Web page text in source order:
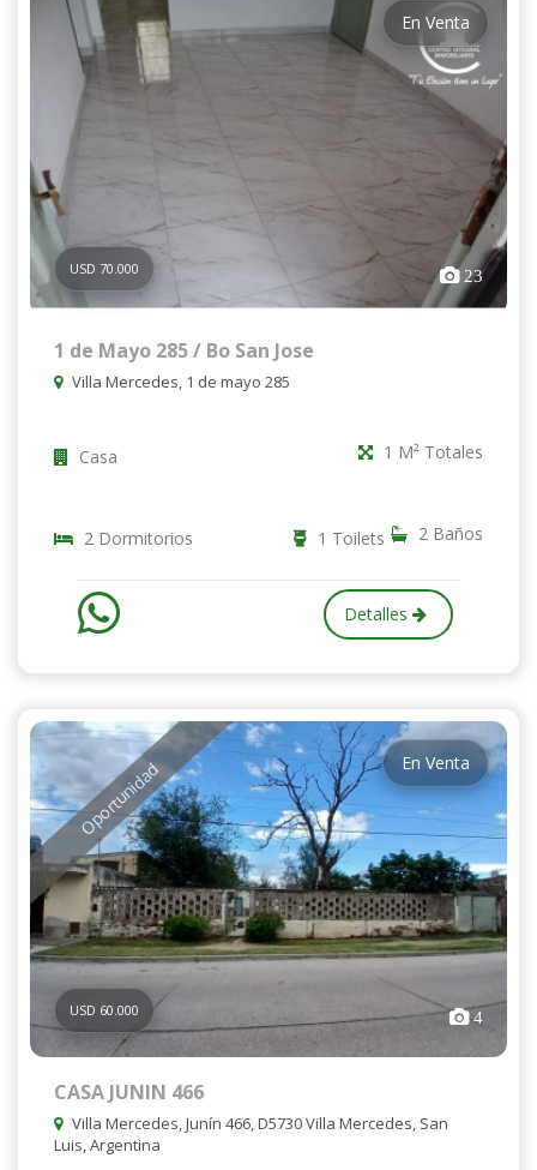
En Venta
USD 70.000 23
1 de Mayo 285 / Bo San Jose
Villa Mercedes, 1 de mayo 285
Casa 1 M² Totales
2 Dormitorios 2 Baños
1 Toilets
Detalles
Oportunidad En Venta
USD 60.000 4
CASA JUNIN 466
Villa Mercedes, Junín 466, D5730 Villa Mercedes, San
Luis, Argentina